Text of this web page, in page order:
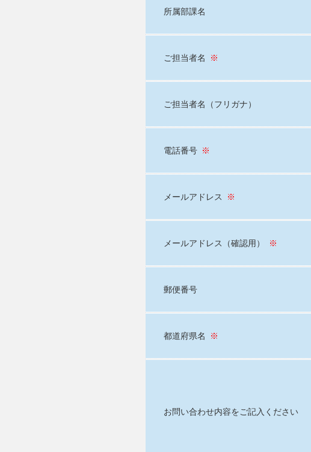
所属部課名
ご担当者名 ※
ご担当者名（フリガナ）
電話番号 ※
メールアドレス ※
メールアドレス（確認用） ※
郵便番号
都道府県名 ※
お問い合わせ内容をご記入ください